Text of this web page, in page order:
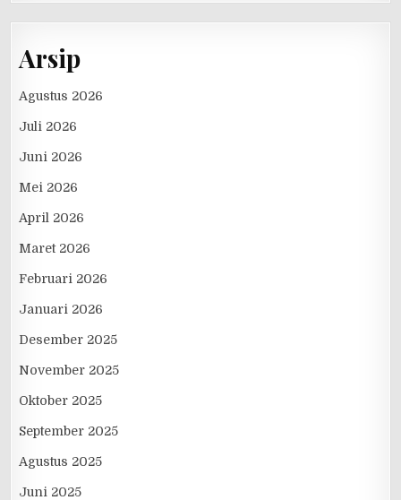
Arsip
Agustus 2026
Juli 2026
Juni 2026
Mei 2026
April 2026
Maret 2026
Februari 2026
Januari 2026
Desember 2025
November 2025
Oktober 2025
September 2025
Agustus 2025
Juni 2025